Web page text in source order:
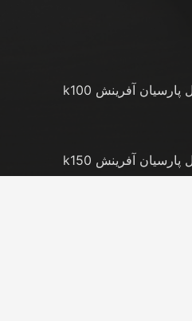
سکه گرمی طلا 18 عیار مدل پارسیان آفرینش k100
سکه طلا گرمی 18 عیار مدل پارسیان آفرینش k150